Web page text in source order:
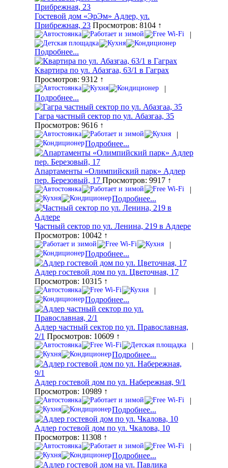
Гостевой дом «ЭрЭм» Адлер, ул.
Прибрежная, 23 Просмотров: 8104 ↑
|
Подробнее...
Квартира по ул. Абазгаа, 63/1 в Гаграх
Просмотров: 9312 ↑
|
Подробнее...
Гагра частный сектор по ул. Абазгаа, 35
Просмотров: 9616 ↑
|
Подробнее...
Апартаменты «Олимпийский парк» Адлер
пер. Березовый, 17 Просмотров: 9917 ↑
|
Подробнее...
Частный сектор по ул. Ленина, 219 в Адлере
Просмотров: 10042 ↑
|
Подробнее...
Адлер гостевой дом по ул. Цветочная, 17
Просмотров: 10315 ↑
|
Подробнее...
Адлер частный сектор по ул. Православная,
2/1 Просмотров: 10609 ↑
|
Подробнее...
Адлер гостевой дом по ул. Набережная, 9/1
Просмотров: 10989 ↑
|
Подробнее...
Адлер гостевой дом по ул. Чкалова, 10
Просмотров: 11308 ↑
|
Подробнее...